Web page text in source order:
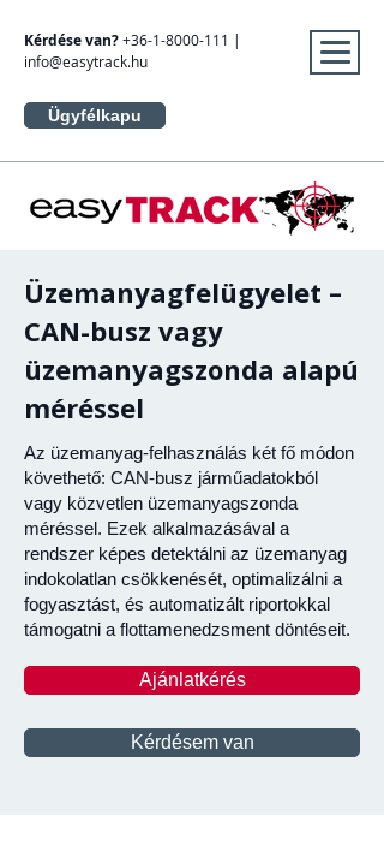
Kérdése van?+36-1-8000-111 |
info@easytrack.hu
Ügyfélkapu
​Üzemanyagfelügyelet –
CAN-busz vagy
üzemanyagszonda alapú
méréssel
Az üzemanyag-felhasználás két fő módon
követhető: CAN-busz járműadatokból
vagy közvetlen üzemanyagszonda
méréssel. Ezek alkalmazásával a
rendszer képes detektálni az üzemanyag
indokolatlan csökkenését, optimalizálni a
fogyasztást, és automatizált riportokkal
támogatni a flottamenedzsment döntéseit.
Ajánlatkérés
Kérdésem van